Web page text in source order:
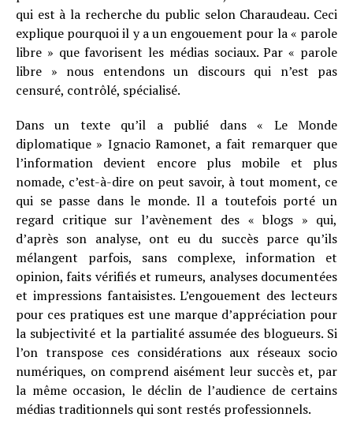
qui est à la recherche du public selon Charaudeau. Ceci
explique pourquoi il y a un engouement pour la « parole
libre » que favorisent les médias sociaux. Par « parole
libre » nous entendons un discours qui n’est pas
censuré, contrôlé, spécialisé.
Dans un texte qu’il a publié dans « Le Monde
diplomatique » Ignacio Ramonet, a fait remarquer que
l’information devient encore plus mobile et plus
nomade, c’est-à-dire on peut savoir, à tout moment, ce
qui se passe dans le monde. Il a toutefois porté un
regard critique sur l’avènement des « blogs » qui,
d’après son analyse, ont eu du succès parce qu’ils
mélangent parfois, sans complexe, information et
opinion, faits vérifiés et rumeurs, analyses documentées
et impressions fantaisistes. L’engouement des lecteurs
pour ces pratiques est une marque d’appréciation pour
la subjectivité et la partialité assumée des blogueurs. Si
l’on transpose ces considérations aux réseaux socio
numériques, on comprend aisément leur succès et, par
la même occasion, le déclin de l’audience de certains
médias traditionnels qui sont restés professionnels.